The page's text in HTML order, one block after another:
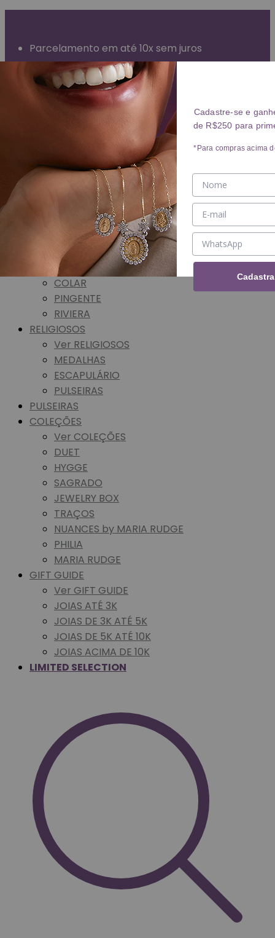
Parcelamento em até 10x sem juros
Frete Grátis para todo o Brasil
ALIANÇA
BRINCOS
Ver BRINCOS
ARGOLA
PIERCING
COLARES
Ver COLARES
COLAR
PINGENTE
RIVIERA
RELIGIOSOS
Ver RELIGIOSOS
MEDALHAS
ESCAPULÁRIO
PULSEIRAS
PULSEIRAS
COLEÇÕES
Ver COLEÇÕES
DUET
HYGGE
SAGRADO
JEWELRY BOX
TRAÇOS
NUANCES by MARIA RUDGE
PHILIA
MARIA RUDGE
GIFT GUIDE
Ver GIFT GUIDE
JOIAS ATÉ 3K
JOIAS DE 3K ATÉ 5K
JOIAS DE 5K ATÉ 10K
JOIAS ACIMA DE 10K
LIMITED SELECTION
Cadastre-se e
de R$250 para
*Para compras acima